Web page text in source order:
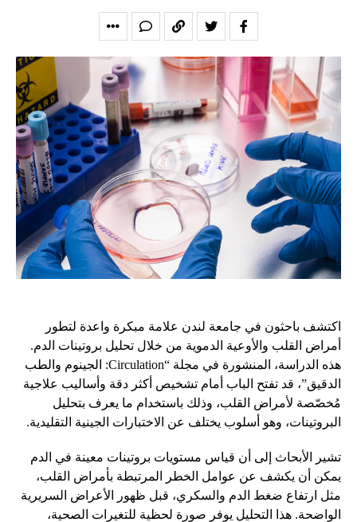
اكتشف باحثون في جامعة لندن علامة مبكرة واعدة لتطور
أمراض القلب والأوعية الدموية من خلال تحليل بروتينات الدم.
هذه الدراسة، المنشورة في مجلة “Circulation: الجينوم والطب
الدقيق”، قد تفتح الباب أمام تشخيص أكثر دقة وأساليب علاجية
مُخصّصة لأمراض القلب، وذلك باستخدام ما يعرف بتحليل
البروتينات، وهو أسلوب يختلف عن الاختبارات الجينية التقليدية.
تشير الأبحاث إلى أن قياس مستويات بروتينات معينة في الدم
يمكن أن يكشف عن عوامل الخطر المرتبطة بأمراض القلب،
مثل ارتفاع ضغط الدم والسكري، قبل ظهور الأعراض السريرية
الواضحة. هذا التحليل يوفر صورة لحظية للتغيرات الصحية،